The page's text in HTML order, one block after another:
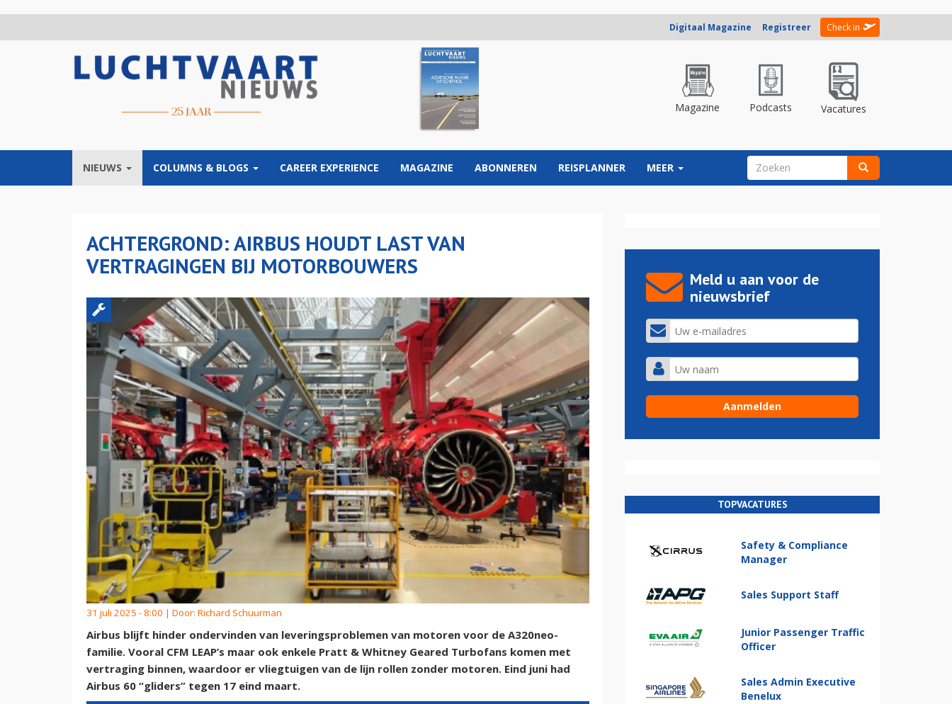
Digitaal Magazine Registreer Check in
Magazine Podcasts Vacatures
NIEUWS COLUMNS & BLOGS CAREER EXPERIENCE MAGAZINE ABONNEREN REISPLANNER MEER ZOEKVELD
ACHTERGROND: AIRBUS HOUDT LAST VAN
VERTRAGINGEN BIJ MOTORBOUWERS
31 juli 2025 - 8:00 | Door: Richard Schuurman
Airbus blijft hinder ondervinden van leveringsproblemen van motoren voor de A320neo-
familie. Vooral CFM LEAP’s maar ook enkele Pratt & Whitney Geared Turbofans komen met
vertraging binnen, waardoor er vliegtuigen van de lijn rollen zonder motoren. Eind juni had
Airbus 60 “gliders” tegen 17 eind maart.
Meld u aan voor de
nieuwsbrief
TOPVACATURES
Safety & Compliance
Manager
Sales Support Staff
Junior Passenger Traffic
Officer
Sales Admin Executive
Benelux